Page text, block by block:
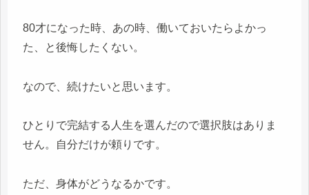
80才になった時、あの時、働いておいたらよかっ
た、と後悔したくない。
なので、続けたいと思います。
ひとりで完結する人生を選んだので選択肢はありま
せん。自分だけが頼りです。
ただ、身体がどうなるかです。